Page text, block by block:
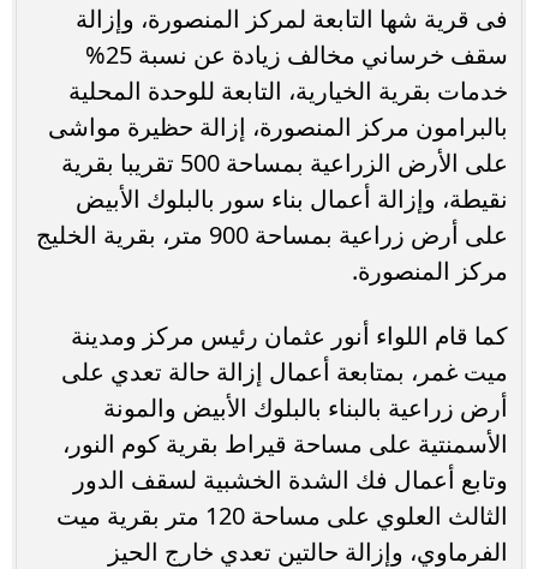
فى قرية شها التابعة لمركز المنصورة، وإزالة
سقف خرساني مخالف زيادة عن نسبة 25%
خدمات بقرية الخيارية، التابعة للوحدة المحلية
بالبرامون مركز المنصورة، إزالة حظيرة مواشى
على الأرض الزراعية بمساحة 500 تقريبا بقرية
نقيطة، وإزالة أعمال بناء سور بالبلوك الأبيض
على أرض زراعية بمساحة 900 متر، بقرية الخليج
مركز المنصورة.
كما قام اللواء أنور عثمان رئيس مركز ومدينة
ميت غمر، بمتابعة أعمال إزالة حالة تعدي على
أرض زراعية بالبناء بالبلوك الأبيض والمونة
الأسمنتية على مساحة قيراط بقرية كوم النور،
وتابع أعمال فك الشدة الخشبية لسقف الدور
الثالث العلوي على مساحة 120 متر بقرية ميت
الفرماوي، وإزالة حالتين تعدي خارج الحيز